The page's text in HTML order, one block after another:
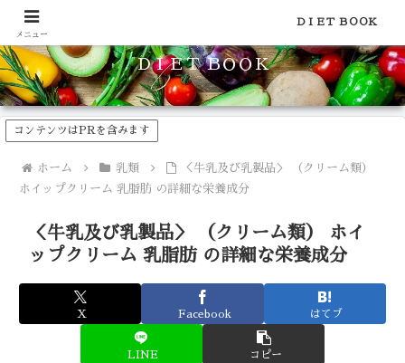
食品のカロリーや糖質などの栄養素がわかる！健康やダイエットに
ＤＩＥＴ ＢＯＯＫ
コンテンツはPRを含みます
ホーム 乳類
＜牛乳及び乳製品＞ （クリーム類）
ホイップクリーム 乳脂肪 の詳細な栄養成分
＜牛乳及び乳製品＞ （クリーム類） ホイ
ップクリーム 乳脂肪 の詳細な栄養成分
X Facebook はてブ
LINE コピー
メニュー
ＤＩＥＴ ＢＯＯＫ